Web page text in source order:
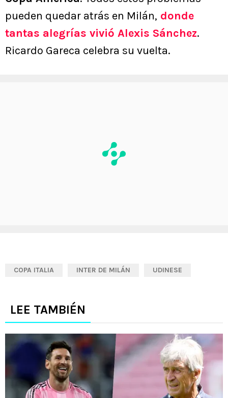
pueden quedar atrás en Milán, donde
tantas alegrías vivió Alexis Sánchez.
Ricardo Gareca celebra su vuelta.
COPA ITALIA INTER DE MILÁN UDINESE
LEE TAMBIÉN